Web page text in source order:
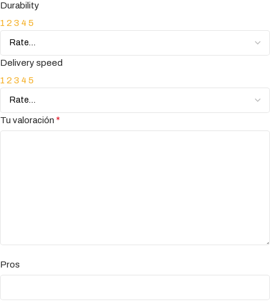
Durability
1 2 3 4 5
Delivery speed
1 2 3 4 5
Tu valoración *
Pros